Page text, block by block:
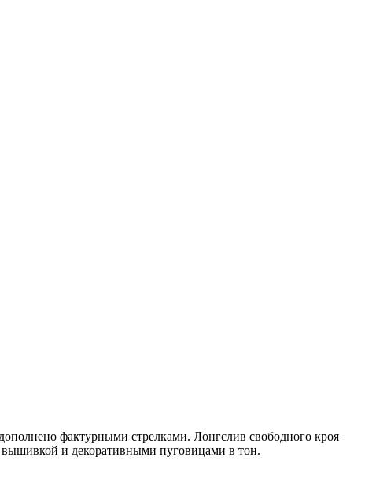
фактурными стрелками. Лонгслив свободного кроя
вышивкой и декоративными пуговицами в тон.